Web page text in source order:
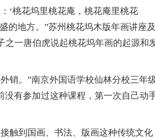
‘桃花坞里桃花庵，桃花庵里桃花
的地方。”苏州桃花坞木版年画讲座及
之一唐伯虎说起桃花坞年画的起源和
销。”南京外国语学校仙林分校三年
没有参加过这种课程，第一次自己动
触到国画、书法、版画这种传统文化